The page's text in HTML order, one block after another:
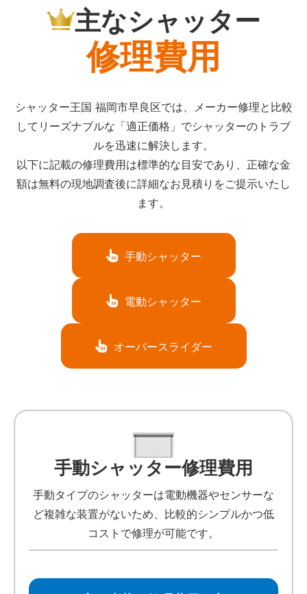
主なシャッター
修理費用
シャッター王国 福岡市早良区では、メーカー修理と比較
してリーズナブルな「適正価格」でシャッターのトラブ
ルを迅速に解決します。
以下に記載の修理費用は標準的な目安であり、正確な金
額は無料の現地調査後に詳細なお見積りをご提示いたし
ます。
手動シャッター
電動シャッター
オーバースライダー
手動シャッター修理費用
手動タイプのシャッターは電動機器やセンサーな
ど複雑な装置がないため、比較的シンプルかつ低
コストで修理が可能です。